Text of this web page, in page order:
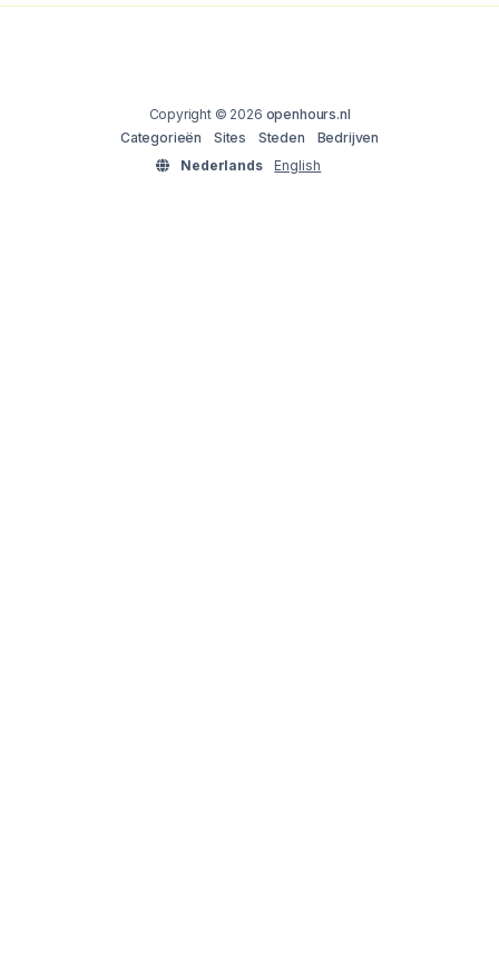
Copyright © 2026 openhours.nl
Categorieën
Sites Steden
Bedrijven
Nederlands
English